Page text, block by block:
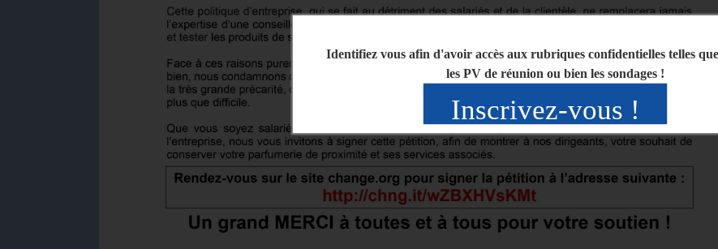
Identifiez vous afin d'avoir accès aux rubriques confidentielles telles
les PV de réunion ou bien les sondages !
Inscrivez-vous !